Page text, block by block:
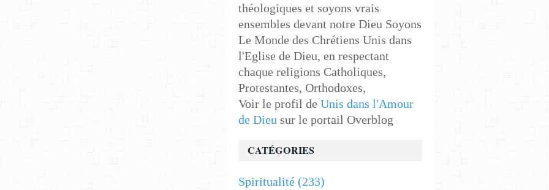
théologiques et soyons vrais
ensembles devant notre Dieu Soyons
Le Monde des Chrétiens Unis dans
l'Eglise de Dieu, en respectant
chaque religions Catholiques,
Protestantes, Orthodoxes,
Voir le profil de Unis dans l'Amour
de Dieu sur le portail Overblog
CATÉGORIES
Spiritualité (233)